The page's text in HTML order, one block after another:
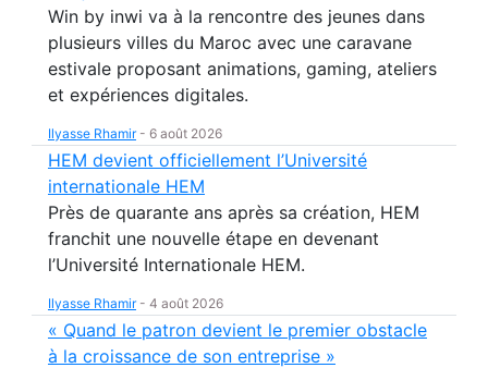
Win by inwi va à la rencontre des jeunes dans
plusieurs villes du Maroc avec une caravane
estivale proposant animations, gaming, ateliers
et expériences digitales.
Ilyasse Rhamir- 6 août 2026
HEM devient officiellement l’Université
internationale HEM
Près de quarante ans après sa création, HEM
franchit une nouvelle étape en devenant
l’Université Internationale HEM.
Ilyasse Rhamir- 4 août 2026
« Quand le patron devient le premier obstacle
à la croissance de son entreprise »